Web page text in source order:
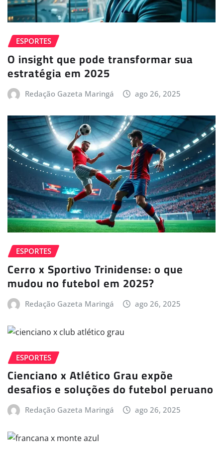
ESPORTES
O insight que pode transformar sua
estratégia em 2025
Redação Gazeta Maringá ago 26, 2025
ESPORTES
Cerro x Sportivo Trinidense: o que
mudou no futebol em 2025?
Redação Gazeta Maringá ago 26, 2025
ESPORTES
Cienciano x Atlético Grau expõe
desafios e soluções do futebol peruano
Redação Gazeta Maringá ago 26, 2025